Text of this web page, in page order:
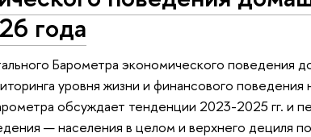
года
Барометра экономического поведения
уровня жизни и финансового
обсуждает тенденции 2023-2025 гг. и
— населения в целом и верхнего дециля